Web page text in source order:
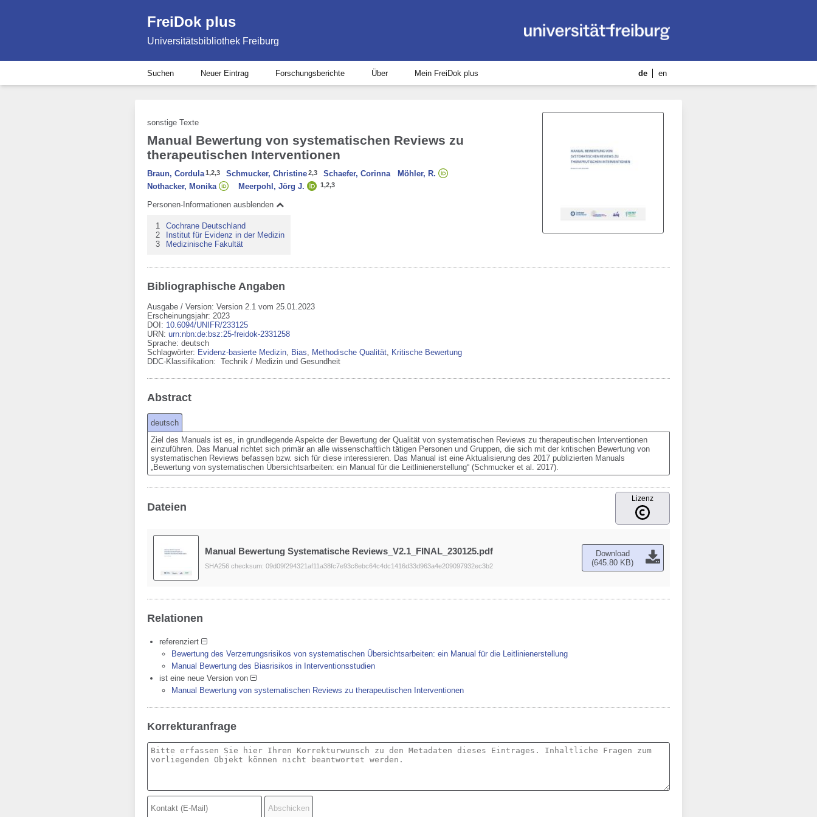
FreiDok plus
Universitätsbibliothek Freiburg
Suchen Neuer Eintrag Forschungsberichte Über Mein FreiDok plus de en
sonstige Texte
Manual Bewertung von systematischen Reviews zu
therapeutischen Interventionen
Braun, Cordula1,2,3 Schmucker, Christine2,3 Schaefer, Corinna
Möhler, R.
Nothacker, Monika
Meerpohl, Jörg J. 1,2,3
Personen-Informationen ausblenden
1
Cochrane Deutschland
2
Institut für Evidenz in der Medizin
3
Medizinische Fakultät
Bibliographische Angaben
Ausgabe / Version: Version 2.1 vom 25.01.2023
Erscheinungsjahr: 2023
DOI : 10.6094/UNIFR/233125
URN: urn:nbn:de:bsz:25-freidok-2331258
Sprache: deutsch
Schlagwörter: Evidenz-basierte Medizin, Bias, Methodische Qualität, Kritische Bewertung
DDC-Klassifikation: Technik / Medizin und Gesundheit
Abstract
deutsch
Ziel des Manuals ist es, in grundlegende Aspekte der Bewertung der Qualität von systematischen Reviews zu therapeutischen Interventionen
einzuführen. Das Manual richtet sich primär an alle wissenschaftlich tätigen Personen und Gruppen, die sich mit der kritischen Bewertung von
systematischen Reviews befassen bzw. sich für diese interessieren. Das Manual ist eine Aktualisierung des 2017 publizierten Manuals
„Bewertung von systematischen Übersichtsarbeiten: ein Manual für die Leitlinienerstellung“ (Schmucker et al. 2017).
Dateien
Lizenz
Manual Bewertung Systematische Reviews_V2.1_FINAL_230125.pdf
SHA256 checksum: 09d09f294321af11a38fc7e93c8ebc64c4dc1416d33d963a4e209097932ec3b2
Download
(645.80 KB)
Relationen
referenziert
Bewertung des Verzerrungsrisikos von systematischen Übersichtsarbeiten: ein Manual für die Leitlinienerstellung
Manual Bewertung des Biasrisikos in Interventionsstudien
ist eine neue Version von
Manual Bewertung von systematischen Reviews zu therapeutischen Interventionen
Korrekturanfrage